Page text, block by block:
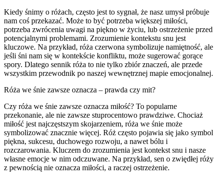
Kiedy śnimy o różach, często jest to sygnał, że nasz umysł próbuje
nam coś przekazać. Może to być potrzeba większej miłości,
potrzeba zwrócenia uwagi na piękno w życiu, lub ostrzeżenie przed
potencjalnymi problemami. Zrozumienie kontekstu snu jest
kluczowe. Na przykład, róża czerwona symbolizuje namiętność, ale
jeśli śni nam się w kontekście konfliktu, może sugerować gorące
spory. Dlatego sennik róża to nie tylko zbiór znaczeń, ale przede
wszystkim przewodnik po naszej wewnętrznej mapie emocjonalnej.
Róża we śnie zawsze oznacza – prawda czy mit?
Czy róża we śnie zawsze oznacza miłość? To popularne
przekonanie, ale nie zawsze stuprocentowo prawdziwe. Chociaż
miłość jest najczęstszym skojarzeniem, róża we śnie może
symbolizować znacznie więcej. Róż często pojawia się jako symbol
piękna, sukcesu, duchowego rozwoju, a nawet bólu i
rozczarowania. Kluczem do zrozumienia jest kontekst snu i nasze
własne emocje w nim odczuwane. Na przykład, sen o zwiędłej róży
z pewnością nie oznacza miłości, a raczej ostrzeżenie.